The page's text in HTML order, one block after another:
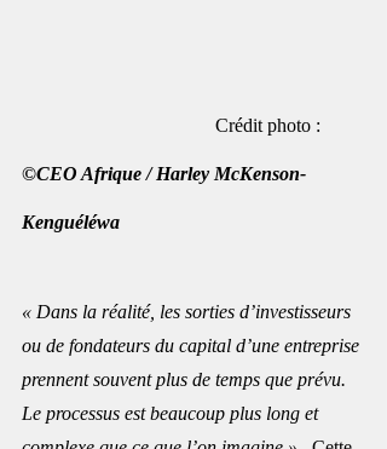
                                        Crédit photo :
©CEO Afrique / Harley McKenson-
Kenguéléwa
« Dans la réalité, les sorties d’investisseurs
ou de fondateurs du capital d’une entreprise
prennent souvent plus de temps que prévu.
Le processus est beaucoup plus long et